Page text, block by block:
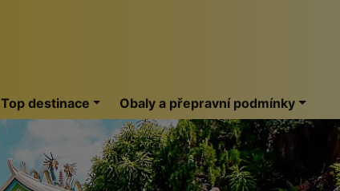
Top destinace Obaly a přepravní podmínky